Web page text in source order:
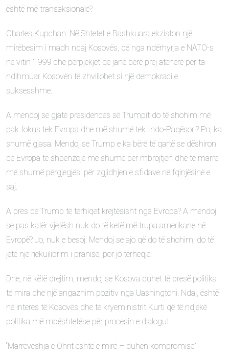
është më transaksionale?
Charles Kupchan: Në Shtetet e Bashkuara ekziston një
mirëbesim i madh ndaj Kosovës, që nga ndërhyrja e NATO-s
në vitin 1999 dhe përpjekjet që janë bërë prej atëherë për ta
ndihmuar Kosovën të zhvillohet si një demokraci e
suksesshme.
A mendoj se gjatë presidencës së Trumpit do të shohim më
pak fokus tek Evropa dhe më shumë tek Indo-Paqësori? Po, ka
shumë gjasa. Mendoj se Trump e ka bërë të qartë se dëshiron
që Evropa të shpenzojë më shumë për mbrojtjen dhe të marrë
më shumë përgjegjësi për zgjidhjen e sfidave në fqinjësinë e
saj.
A pres që Trump të tërhiqet krejtësisht nga Evropa? A mendoj
se pas katër vjetësh nuk do të ketë më trupa amerikane në
Evropë? Jo, nuk e besoj. Mendoj se ajo që do të shohim, do të
jetë një riekuilibrim i pranisë, por jo tërheqje.
Dhe, në këtë drejtim, mendoj se Kosova duhet të presë politika
të mira dhe një angazhim pozitiv nga Uashingtoni. Ndaj, është
në interes të Kosovës dhe të kryeministrit Kurti që të ndjekë
politika më mbështetëse për procesin e dialogut.
“Marrëveshja e Ohrit është e mirë – duhen kompromise”